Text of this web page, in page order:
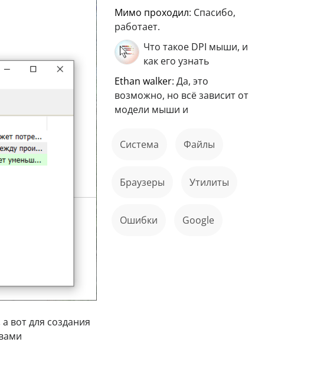
вот для создания
мимо проходил: Спасибо,
работает.
Что такое DPI мыши, и
как его узнать
ethan walker: Да, это
возможно, но всё зависит от
модели мыши и
Система файлы
Браузеры Утилиты
ошибки Google